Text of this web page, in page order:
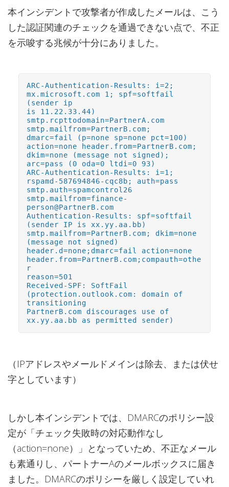
本インシデントで攻撃者が作成したメールは、こう
した認証関連のチェックを通過できない点で、不正
を示唆する兆候が十分にありました。
ARC-Authentication-Results: i=2;
mx.microsoft.com 1; spf=softfail
(sender ip
is 11.22.33.44)
smtp.rcpttodomain=PartnerA.com
smtp.mailfrom=PartnerB.com;
dmarc=fail (p=none sp=none pct=100)
action=none header.from=PartnerB.com;
dkim=none (message not signed);
arc=pass (0 oda=0 ltdi=0 93)
ARC-Authentication-Results: i=1;
rspamd-587694846-cqc8b; auth=pass
smtp.auth=spamcontrol26
smtp.mailfrom=finance-
person@PartnerB.com
Authentication-Results: spf=softfail
(sender IP is xx.yy.aa.bb)
smtp.mailfrom=PartnerB.com; dkim=none
(message not signed)
header.d=none;dmarc=fail action=none
header.from=PartnerB.com;compauth=othe
r
reason=501
Received-SPF: SoftFail
(protection.outlook.com: domain of
transitioning
PartnerB.com discourages use of
xx.yy.aa.bb as permitted sender)
（IPアドレスやメールドメインは除去、または伏せ
字としています）
しかし本インシデントでは、DMARCのポリシー設
定が「チェック失敗時の対応動作なし
（action=none）」となっていため、不正なメール
も素通りし、パートナーAのメールボックスに届き
ました。DMARCのポリシーを厳しく設定していれ